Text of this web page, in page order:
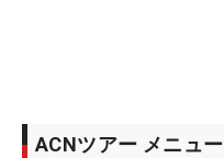
ACNツアー メニュー